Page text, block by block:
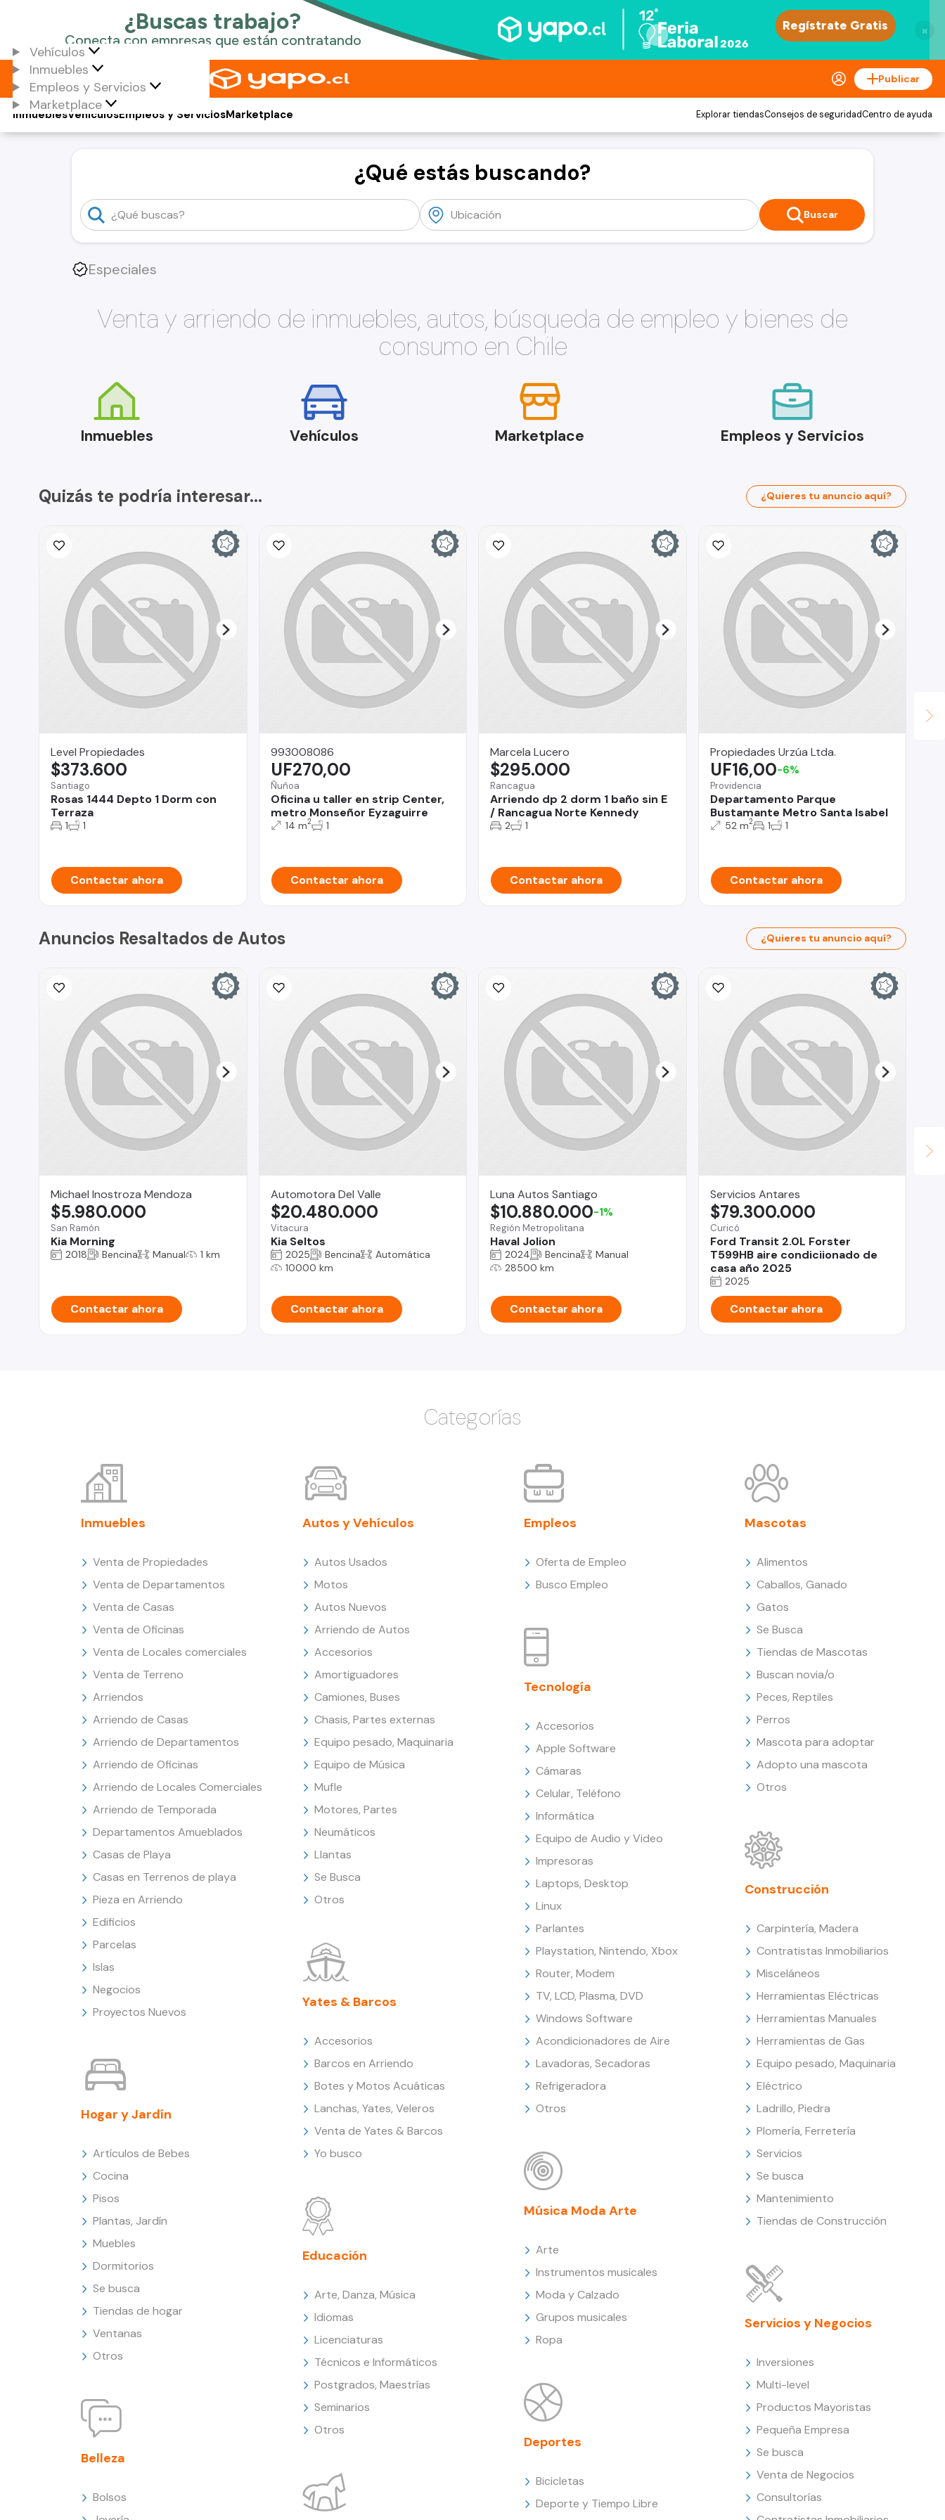
×
Vehículos
Inmuebles
Empleos y Servicios
Marketplace
Publicar
Vehículos
Inmuebles Empleos y ServiciosMarketplace Explorar tiendasConsejos de seguridadCentro de ayuda
¿Qué estás buscando?
Buscar
Especiales
Venta y arriendo de inmuebles, autos, búsqueda de empleo y bienes de
consumo en Chile
Inmuebles Vehículos Marketplace Empleos y Servicios
Quizás te podría interesar... ¿Quieres tu anuncio aquí?
Level Propiedades
Santiago
Rosas 1444 Depto 1 Dorm con
Terraza
$373.600
1 1
Contactar ahora
993008086
Ñuñoa
Oficina u taller en strip Center,
metro Monseñor Eyzaguirre
UF270,00
14 m2 1
Contactar ahora
Marcela Lucero
Rancagua
Arriendo dp 2 dorm 1 baño sin E
/ Rancagua Norte Kennedy
$295.000
2 1
Contactar ahora
Propiedades Urzúa Ltda.
Providencia
Departamento Parque
Bustamante Metro Santa Isabel
UF16,00-6%
52 m2 1 1
Contactar ahora
Anuncios Resaltados de Autos ¿Quieres tu anuncio aquí?
Michael Inostroza Mendoza
San Ramón
Kia Morning
$5.980.000
2018 Bencina Manual 1 km
Contactar ahora
Automotora Del Valle
Vitacura
Kia Seltos
$20.480.000
2025 Bencina
Automática
10000 km
Contactar ahora
Luna Autos Santiago
Región Metropolitana
Haval Jolion
$10.880.000-1%
2024 Bencina
Manual
28500 km
Contactar ahora
Servicios Antares
Curicó
Ford Transit 2.0L Forster
T599HB aire condiciionado de
casa año 2025
$79.300.000
2025
Contactar ahora
Categorías
Inmuebles
Venta de Propiedades
Venta de Departamentos
Venta de Casas
Venta de Oficinas
Venta de Locales comerciales
Venta de Terreno
Arriendos
Arriendo de Casas
Arriendo de Departamentos
Arriendo de Oficinas
Arriendo de Locales Comerciales
Arriendo de Temporada
Departamentos Amueblados
Casas de Playa
Casas en Terrenos de playa
Pieza en Arriendo
Edificios
Parcelas
Islas
Negocios
Proyectos Nuevos
Hogar y Jardín
Artículos de Bebes
Cocina
Pisos
Plantas, Jardín
Muebles
Dormitorios
Se busca
Tiendas de hogar
Ventanas
Otros
Belleza
Bolsos
Autos y Vehículos
Autos Usados
Motos
Autos Nuevos
Arriendo de Autos
Accesorios
Amortiguadores
Camiones, Buses
Chasis, Partes externas
Equipo pesado, Maquinaria
Equipo de Música
Mufle
Motores, Partes
Neumáticos
Llantas
Se Busca
Otros
Yates & Barcos
Accesorios
Barcos en Arriendo
Botes y Motos Acuáticas
Lanchas, Yates, Veleros
Venta de Yates & Barcos
Yo busco
Educación
Arte, Danza, Música
Idiomas
Licenciaturas
Técnicos e Informáticos
Postgrados, Maestrías
Seminarios
Otros
Empleos
Oferta de Empleo
Busco Empleo
Tecnología
Accesorios
Apple Software
Cámaras
Celular, Teléfono
Informática
Equipo de Audio y Video
Impresoras
Laptops, Desktop
Linux
Parlantes
Playstation, Nintendo, Xbox
Router, Modem
TV, LCD, Plasma, DVD
Windows Software
Acondicionadores de Aire
Lavadoras, Secadoras
Refrigeradora
Otros
Música Moda Arte
Arte
Instrumentos musicales
Moda y Calzado
Grupos musicales
Ropa
Deportes
Bicicletas
Deporte y Tiempo Libre
Mascotas
Alimentos
Caballos, Ganado
Gatos
Se Busca
Tiendas de Mascotas
Buscan novia/o
Peces, Reptiles
Perros
Mascota para adoptar
Adopto una mascota
Otros
Construcción
Carpintería, Madera
Contratistas Inmobiliarios
Misceláneos
Herramientas Eléctricas
Herramientas Manuales
Herramientas de Gas
Equipo pesado, Maquinaria
Eléctrico
Ladrillo, Piedra
Plomería, Ferretería
Servicios
Se busca
Mantenimiento
Tiendas de Construcción
Servicios y Negocios
Inversiones
Multi-level
Productos Mayoristas
Pequeña Empresa
Se busca
Venta de Negocios
Consultorías